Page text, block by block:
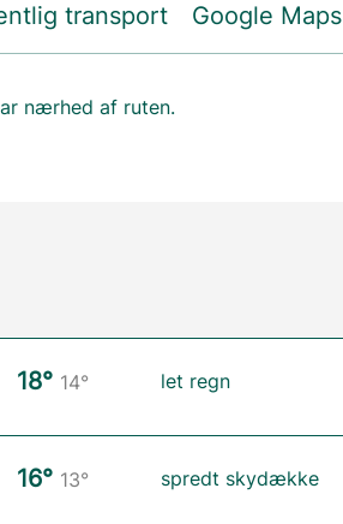
transport Google Maps
nærhed af ruten.
18° 14° let regn
16° 13° spredt skydække